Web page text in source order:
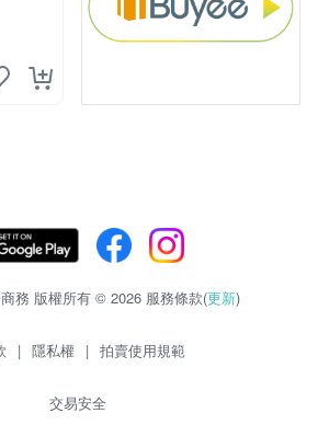
務 版權所有 © 2026 服務條款(更新)
| 隱私權 | 拍賣使用規範
交易安全